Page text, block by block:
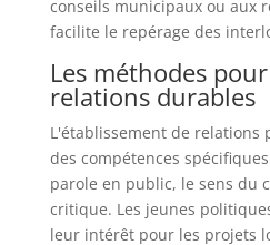
conseils municipaux ou aux
facilite le repérage des
Les méthodes
relations durables
L'établissement de relations
des compétences
parole en public, le sens du
critique. Les jeunes
leur intérêt pour les projets